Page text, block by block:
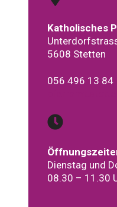
Katholisches
5608 Stetten
056 496 13 84
Dienstag und
08.30 – 11.30